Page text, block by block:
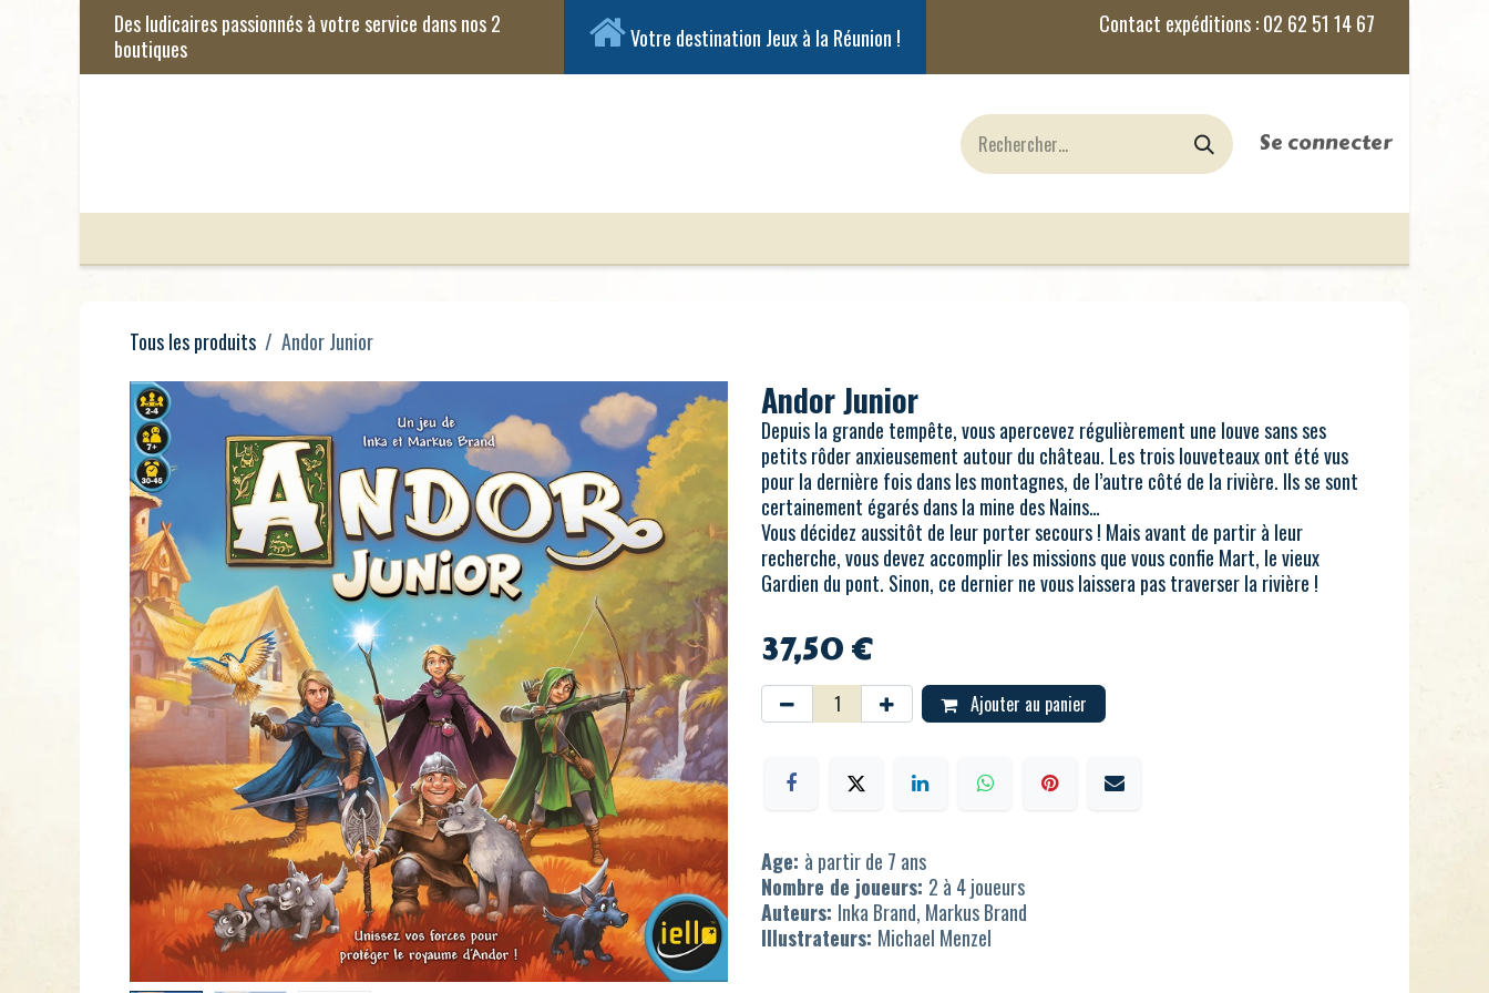
Se rendre au contenu
Votre destination Jeux à la Réunion !
Se connecter
Tous les produits Andor Junior
Andor Junior
Depuis la grande tempête, vous apercevez régulièrement une louve sans ses
petits rôder anxieusement autour du château. Les trois louveteaux ont été vus
pour la dernière fois dans les montagnes, de l’autre côté de la rivière. Ils se sont
certainement égarés dans la mine des Nains…
Vous décidez aussitôt de leur porter secours ! Mais avant de partir à leur
recherche, vous devez accomplir les missions que vous confie Mart, le vieux
Gardien du pont. Sinon, ce dernier ne vous laissera pas traverser la rivière !
37,50€
Ajouter au panier
Age: à partir de 7 ans
Nombre de joueurs: 2 à 4 joueurs
Auteurs: Inka Brand, Markus Brand
Illustrateurs: Michael Menzel